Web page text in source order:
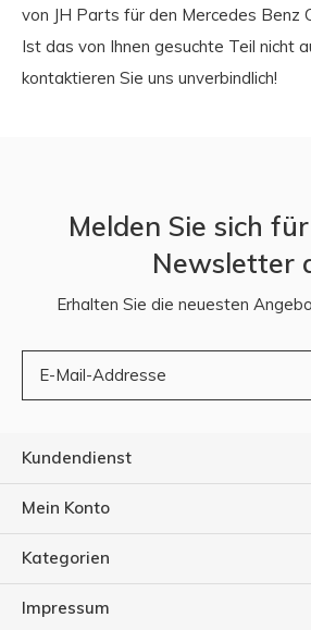
von JH Parts für den Mercedes Benz
Ist das von Ihnen gesuchte Teil nicht
kontaktieren Sie uns unverbindlich!
Melden Sie sich
Newsletter
Erhalten Sie die neuesten
Kundendienst
Mein Konto
Kategorien
Impressum